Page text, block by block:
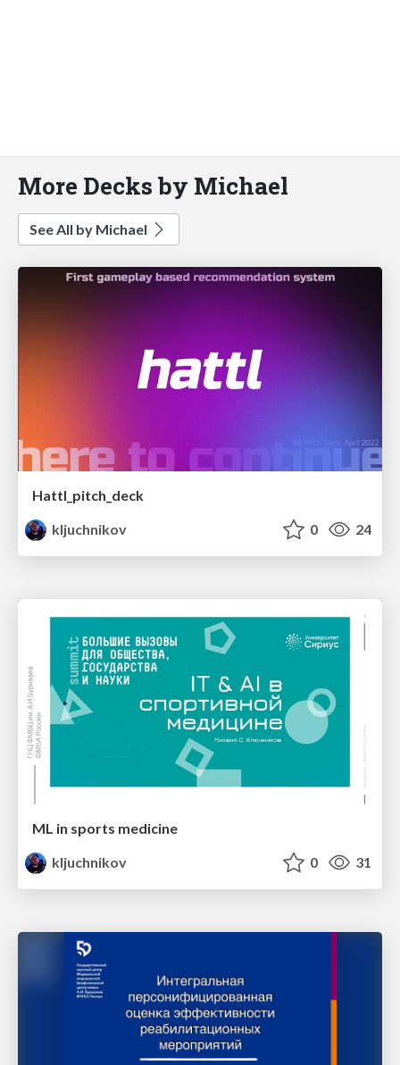
More Decks by Michael
See All by Michael
Hattl_pitch_deck
kljuchnikov
0 24
ML in sports medicine
kljuchnikov
0 31